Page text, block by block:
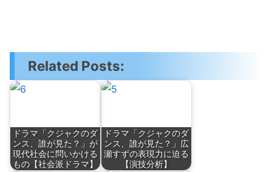
Related Posts:
ドラマ「クジャクのダ
ンス、誰が見た？」が
現代社会に問いかける
もの【社会派ドラマ】
ドラマ「クジャクのダ
ンス、誰が見た？」広
瀬すずの表現力に迫る
【演技分析】